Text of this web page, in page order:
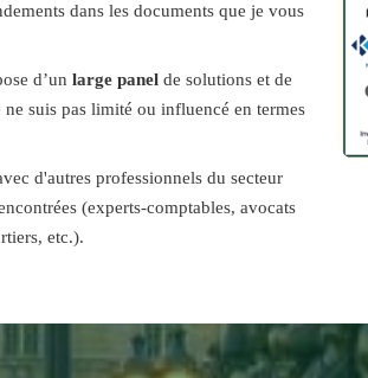
dans les documents que je vous
d’un large panel de solutions et de
ne suis pas limité ou influencé en termes
d'autres professionnels du secteur
(experts-comptables, avocats
etc.).